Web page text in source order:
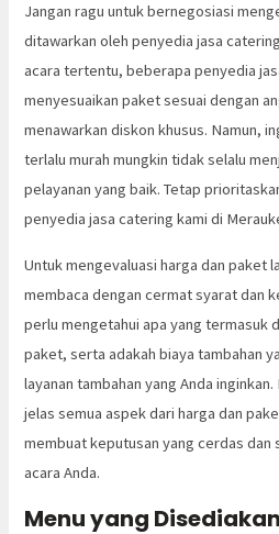
Jangan ragu untuk bernegosiasi
ditawarkan oleh penyedia jasa
acara tertentu, beberapa penyedia
menyesuaikan paket sesuai dengan
menawarkan diskon khusus. Namun,
terlalu murah mungkin tidak selalu
pelayanan yang baik. Tetap
penyedia jasa catering kami di
Untuk mengevaluasi harga dan paket
membaca dengan cermat syarat dan
perlu mengetahui apa yang termasuk
paket, serta adakah biaya tambahan
layanan tambahan yang Anda
jelas semua aspek dari harga dan
membuat keputusan yang cerdas dan
acara Anda.
Menu yang Disediakan